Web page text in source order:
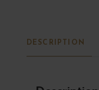
DESCRIPTION